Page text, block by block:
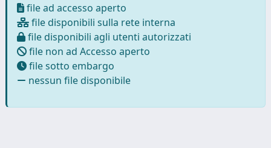
file ad accesso aperto
file disponibili sulla rete interna
file disponibili agli utenti autorizzati
file non ad Accesso aperto
file sotto embargo
nessun file disponibile